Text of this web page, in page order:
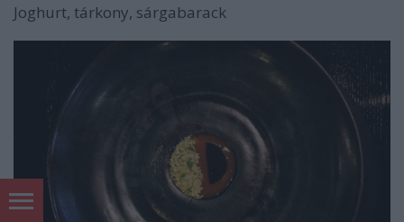
Joghurt, tárkony, sárgabarack